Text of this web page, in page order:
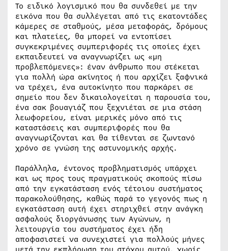
Το ειδικό λογισμικό που θα συνδεθεί με την
εικόνα που θα συλλέγεται από τις εκατοντάδες
κάμερες σε σταθμούς, μέσα μεταφοράς, δρόμους
και πλατείες, θα μπορεί να εντοπίσει
συγκεκριμένες συμπεριφορές τις οποίες έχει
εκπαιδευτεί να αναγνωρίζει ως «μη
προβλεπόμενες»: έναν άνθρωπο που στέκεται
για πολλή ώρα ακίνητος ή που αρχίζει ξαφνικά
να τρέχει, ένα αυτοκίνητο που παρκάρει σε
σημείο που δεν δικαιολογείται η παρουσία του,
ένα σακ βουαγιάζ που ξεχνιέται σε μια στάση
λεωφορείου, είναι μερικές μόνο από τις
καταστάσεις και συμπεριφορές που θα
αναγνωρίζονται και θα τίθενται σε ζωντανό
χρόνο σε γνώση της αστυνομικής αρχής.
Παράλληλα, έντονος προβληματισμός υπάρχει
και ως προς τους πραγματικούς σκοπούς πίσω
από την εγκατάσταση ενός τέτοιου συστήματος
παρακολούθησης, καθώς παρά το γεγονός πως η
εγκατάσταση αυτή έχει στηριχθεί στην ανάγκη
ασφαλούς διοργάνωσης των Αγώνων, η
λειτουργία του συστήματος έχει ήδη
αποφασιστεί να συνεχιστεί για πολλούς μήνες